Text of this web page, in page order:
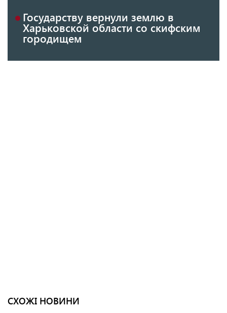
Государству вернули землю в
Харьковской области со скифским
городищем
СХОЖІ НОВИНИ